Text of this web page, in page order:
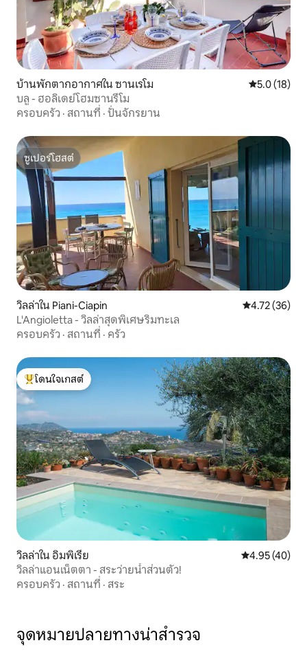
บ้านพักตากอากาศใน ซานเรโม คะแนนเฉลี่ย
5.0 (18)
บลู - ฮอลิเดย์โฮมซานรีโม
ครอบครัว · สถานที่ · ปั่นจักรยาน
ซูเปอร์โฮสต์
ซูเปอร์โฮสต์
วิลล่าใน Piani-Ciapin คะแนนเฉลี่ย
4.72 (36)
L'Angioletta - วิลล่าสุดพิเศษริมทะเล
ครอบครัว · สถานที่ · ครัว
โดนใจเกสต์ที่สุด
โดนใจเกสต์
วิลล่าใน อิมพิเรีย คะแนนเฉลี่ย
4.95 (40)
วิลล่าแอนเน็ตตา - สระว่ายน้ำส่วนตัว!
ครอบครัว · สถานที่ · สระ
จุดหมายปลายทางน่าสำรวจ